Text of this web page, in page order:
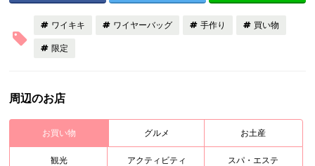
ワイキキ ワイヤーバッグ 手作り 買い物
限定
周辺のお店
お買い物 グルメ お土産
観光 アクティビティ スパ・エステ